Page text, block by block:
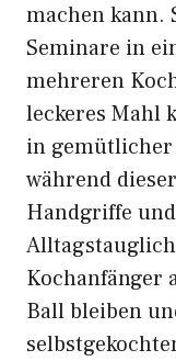
machen kann.
Seminare in
mehreren
leckeres Mahl
in gemütlicher
während
Handgriffe
Kochanfänger
Ball bleiben